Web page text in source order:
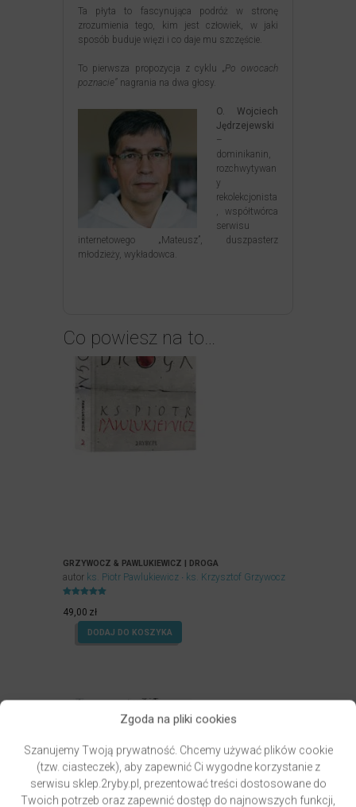
Zgoda na pliki cookies
Szanujemy Twoją prywatność. Chcemy używać plików cookie
(tzw. ciasteczek), aby zapewnić Ci wygodne korzystanie z
serwisu sklep.2ryby.pl, prezentować treści dostosowane do
Twoich potrzeb oraz zapewnić dostęp do najnowszych funkcji,
Ta płyta to fascynująca podróż w stronę
zrozumienia tego, kim jest człowiek, w jaki
sposób buduje więzi i co daje mu szczęście.
To pierwsza propozycja z cyklu „Po owocach
poznacie” nagrania na dwa głosy.
O. Wojciech
Jędrzejewski
–
dominikanin,
rozchwytywan
y
rekolekcjonista
, współtwórca
serwisu
internetowego „Mateusz”, duszpasterz
młodzieży, wykładowca.
Co powiesz na to…
GRZYWOCZ & PAWLUKIEWICZ | DROGA
autor ks. Piotr Pawlukiewicz ks. Krzysztof Grzywocz
5.00
na 5.
49,00 zł
DODAJ DO KOSZYKA